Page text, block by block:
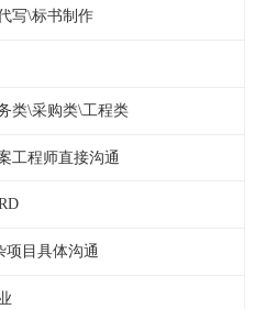
写\标书制作
类\采购类\工程类
工程师直接沟通
项目具体沟通